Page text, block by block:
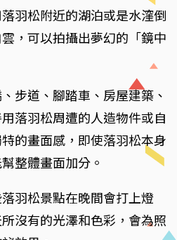
羽松附近的湖泊或是水漥倒
，可以拍攝出夢幻的「鏡中
步道、腳踏車、房屋建築、
落羽松周遭的人造物件或自
的畫面感，即使落羽松本身
整體畫面加分。
羽松景點在晚間會打上燈
沒有的光澤和色彩，會為照